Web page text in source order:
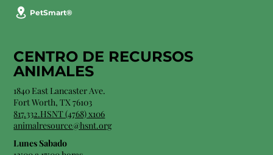
PetSmart®
CENTRO DE RECURSOS
ANIMALES
1840 East Lancaster Ave.
Fort Worth, TX 76103
817.332.HSNT (4768) x106
animalresource@hsnt.org
Lunes Sabado